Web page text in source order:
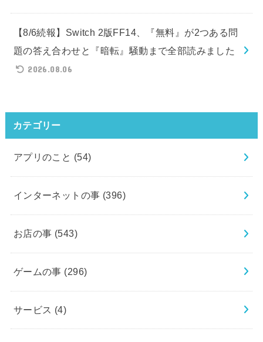
【8/6続報】Switch 2版FF14、『無料』が2つある問
題の答え合わせと『暗転』騒動まで全部読みました
2026.08.06
カテゴリー
アプリのこと (54)
インターネットの事 (396)
お店の事 (543)
ゲームの事 (296)
サービス (4)